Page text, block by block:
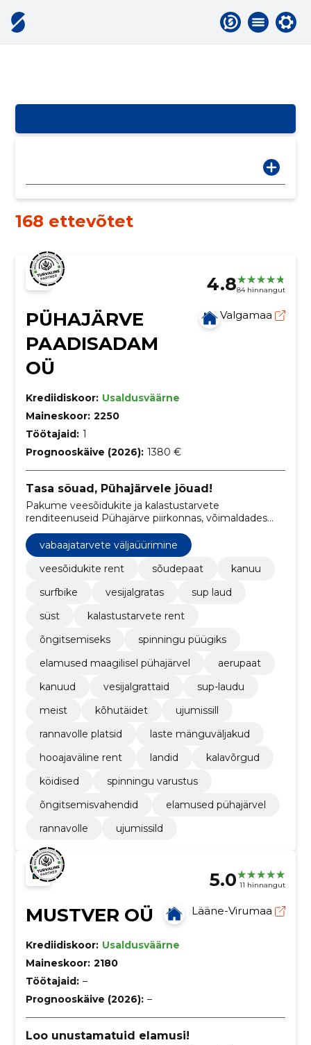
168 ettevõtet
4.884 hinnangut
PÜHAJÄRVE
PAADISADAM
OÜ
Valgamaa
Krediidiskoor: Usaldusväärne
Maineskoor: 2250
Töötajaid: 1
Prognooskäive (2026): 1380 €
Tasa sõuad, Pühajärvele jõuad!
Pakume veesõidukite ja kalastustarvete
renditeenuseid Pühajärve piirkonnas, võimaldades
klientidel nautida veepõhist lõbu ja kalapüüki
looduskauni järve ääres.
vabaajatarvete väljaüürimine
veesõidukite rent
sõudepaat
kanuu
surfbike
vesijalgratas
sup laud
süst
kalastustarvete rent
õngitsemiseks
spinningu püügiks
elamused maagilisel pühajärvel
aerupaat
kanuud
vesijalgrattaid
sup-laudu
meist
kõhutäidet
ujumissill
rannavolle platsid
laste mänguväljakud
hooajaväline rent
landid
kalavõrgud
köidised
spinningu varustus
õngitsemisvahendid
elamused pühajärvel
rannavolle
ujumissild
5.0 11 hinnangut
MUSTVER OÜ Lääne-Virumaa
Krediidiskoor: Usaldusväärne
Maineskoor: 2180
Töötajaid: –
Prognooskäive (2026): –
Loo unustamatuid elamusi!